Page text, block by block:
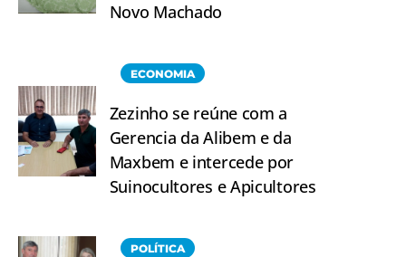
Novo Machado
ECONOMIA
Zezinho se reúne com a
Gerencia da Alibem e da
Maxbem e intercede por
Suinocultores e Apicultores
POLÍTICA